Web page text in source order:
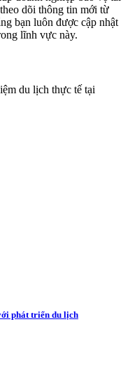
dõi thông tin mới từ
bạn luôn được cập nhật
lĩnh vực này.
du lịch thực tế tại
phát triển du lịch